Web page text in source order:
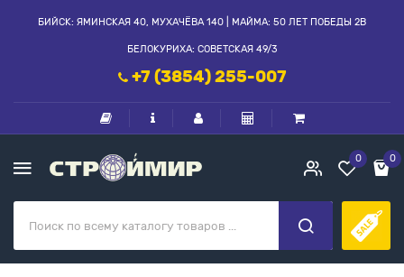
БИЙСК: ЯМИНСКАЯ 40, МУХАЧЁВА 140 | МАЙМА: 50 ЛЕТ ПОБЕДЫ 2В
БЕЛОКУРИХА: СОВЕТСКАЯ 49/3
+7 (3854) 255-007
0 0